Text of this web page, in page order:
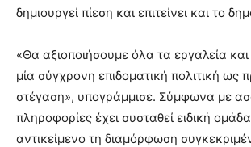
δημιουργεί πίεση και επιτείνει και το
«Θα αξιοποιήσουμε όλα τα εργαλεία
μία σύγχρονη επιδοματική πολιτική ως
στέγαση», υπογράμμισε. Σύμφωνα με
πληροφορίες έχει συσταθεί ειδική
αντικείμενο τη διαμόρφωση